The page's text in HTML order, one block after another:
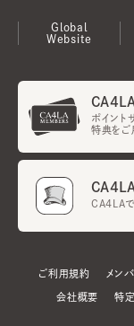
Global
Website
ポイント
特典をご
CA4LAで
ご利用規約 メン
会社概要 特